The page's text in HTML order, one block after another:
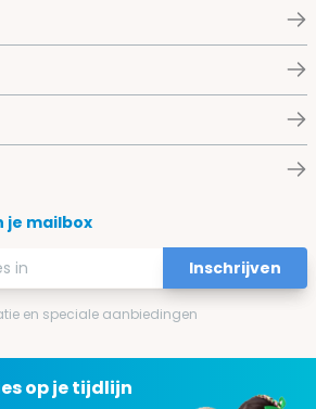
je mailbox
Inschrijven
en speciale aanbiedingen
op je tijdlijn